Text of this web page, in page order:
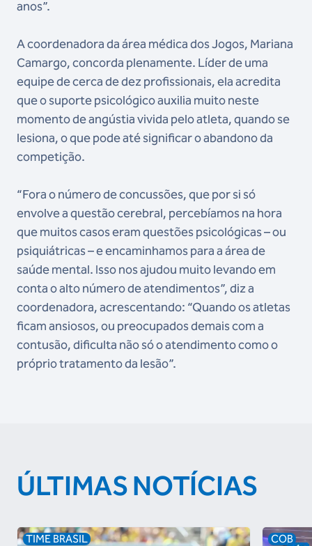
anos”.
A coordenadora da área médica dos Jogos, Mariana
Camargo, concorda plenamente. Líder de uma
equipe de cerca de dez profissionais, ela acredita
que o suporte psicológico auxilia muito neste
momento de angústia vivida pelo atleta, quando se
lesiona, o que pode até significar o abandono da
competição.
“Fora o número de concussões, que por si só
envolve a questão cerebral, percebíamos na hora
que muitos casos eram questões psicológicas – ou
psiquiátricas – e encaminhamos para a área de
saúde mental. Isso nos ajudou muito levando em
conta o alto número de atendimentos”, diz a
coordenadora, acrescentando: “Quando os atletas
ficam ansiosos, ou preocupados demais com a
contusão, dificulta não só o atendimento como o
próprio tratamento da lesão”.
ÚLTIMAS NOTÍCIAS
TIME BRASIL COB